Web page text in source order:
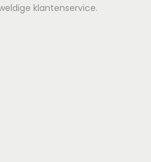
klantenservice.